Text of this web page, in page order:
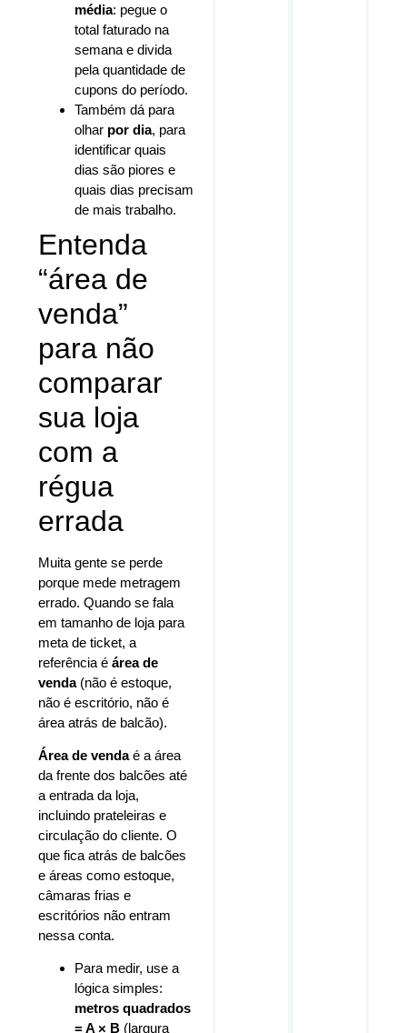
média: pegue o
total faturado na
semana e divida
pela quantidade de
cupons do período.
Também dá para
olhar por dia, para
identificar quais
dias são piores e
quais dias precisam
de mais trabalho.
Entenda
“área de
venda”
para não
comparar
sua loja
com a
régua
errada
Muita gente se perde
porque mede metragem
errado. Quando se fala
em tamanho de loja para
meta de ticket, a
referência éárea de
venda(não é estoque,
não é escritório, não é
área atrás de balcão).
Área de vendaé a área
da frente dos balcões até
a entrada da loja,
incluindo prateleiras e
circulação do cliente. O
que fica atrás de balcões
e áreas como estoque,
câmaras frias e
escritórios não entram
nessa conta.
Para medir, use a
lógica simples:
metros quadrados
= A × B (largura